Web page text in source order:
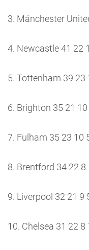
3. Mánchester
4. Newcastle 41 22
5. Tottenham 39 23
6. Brighton 35 21 10
7. Fulham 35 23 10
8. Brentford 34 22 8
9. Liverpool 32 21 9
10. Chelsea 31 22 8